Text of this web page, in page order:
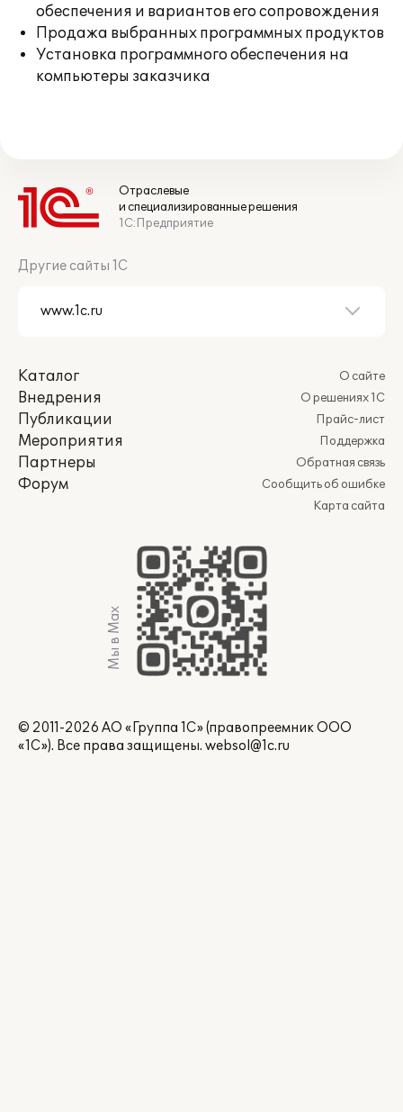
обеспечения и вариантов его сопровождения
Продажа выбранных программных продуктов
Установка программного обеспечения на
компьютеры заказчика
Отраслевые
и специализированные решения
1С:Предприятие
Другие сайты 1С
Каталог
Внедрения
Публикации
Мероприятия
Партнеры
Форум
О сайте
О решениях 1С
Прайс-лист
Поддержка
Обратная связь
Сообщить об ошибке
Карта сайта
Мы в Max
© 2011-2026 АО «Группа 1С» (правопреемник ООО
«1С»). Все права защищены. websol@1c.ru